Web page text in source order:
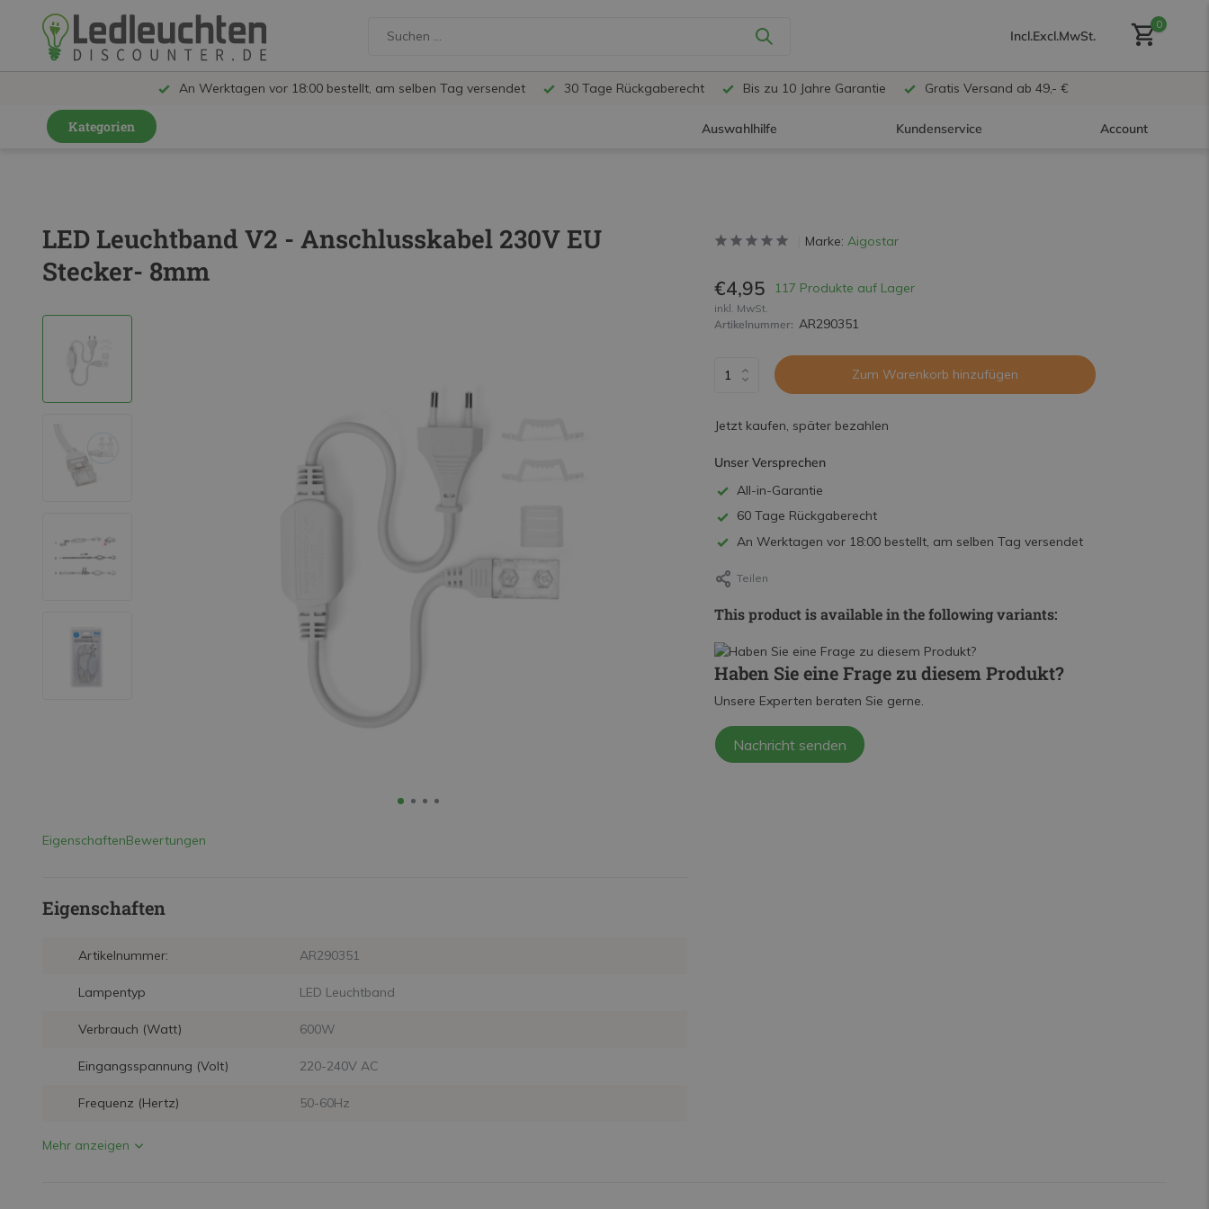
Incl.Excl.MwSt.
0
An Werktagen vor 18:00 bestellt, am selben Tag versendet 30 Tage Rückgaberecht Bis zu 10 Jahre Garantie Gratis Versand ab 49,- €
Kategorien Auswahlhilfe Kundenservice Account
LED Schienensystem Lampen
Innenleuchten
Feuchtraumleuchten IP65
Außenleuchten
LED Smart Home
Installationsmaterialien
LED Leuchtband V2 - Anschlusskabel 230V EU
Stecker- 8mm
EigenschaftenBewertungen
Eigenschaften
Artikelnummer: AR290351
Lampentyp LED Leuchtband
Verbrauch (Watt) 600W
Eingangsspannung (Volt) 220-240V AC
Frequenz (Hertz) 50-60Hz
Mehr anzeigen
Marke: Aigostar
€4,95 117 Produkte auf Lager
inkl. MwSt.
Artikelnummer: AR290351
Zum Warenkorb hinzufügen
Jetzt kaufen, später bezahlen
Unser Versprechen
All-in-Garantie
60 Tage Rückgaberecht
An Werktagen vor 18:00 bestellt, am selben Tag versendet
Teilen
This product is available in the following variants:
Haben Sie eine Frage zu diesem Produkt?
Unsere Experten beraten Sie gerne.
Nachricht senden